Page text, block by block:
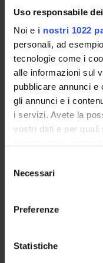
Uso responsabile
Noi e i nostri 1022
personali, ad
tecnologie come i
alle informazioni sul
pubblicare annunci e
gli annunci e i
i servizi. Avete la
vostri dati e per quali
modificare o
momento dalla
raccogliere
geografica, con
delNecessari
Preferenze
Statistiche
SECTIONS
Scienze dell'antichità
PUBLICATIONS
TITLE
Lessico delle
RESEARCH AREAS